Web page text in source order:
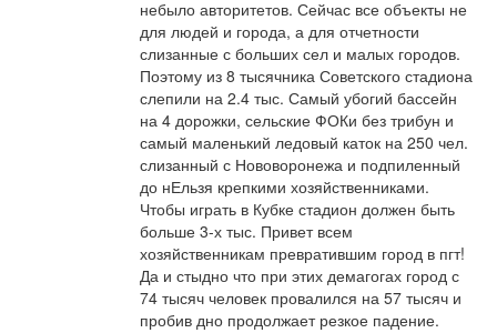
небыло авторитетов. Сейчас все объекты не
для людей и города, а для отчетности
слизанные с больших сел и малых городов.
Поэтому из 8 тысячника Советского стадиона
слепили на 2.4 тыс. Самый убогий бассейн
на 4 дорожки, сельские ФОКи без трибун и
самый маленький ледовый каток на 250 чел.
слизанный с Нововоронежа и подпиленный
до нЕльзя крепкими хозяйственниками.
Чтобы играть в Кубке стадион должен быть
больше 3-х тыс. Привет всем
хозяйственникам превратившим город в пгт!
Да и стыдно что при этих демагогах город с
74 тысяч человек провалился на 57 тысяч и
пробив дно продолжает резкое падение.